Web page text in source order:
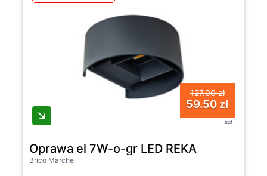
127.00 zł
59.50 zł
szt
Oprawa el 7W-o-gr LED REKA
Brico Marche